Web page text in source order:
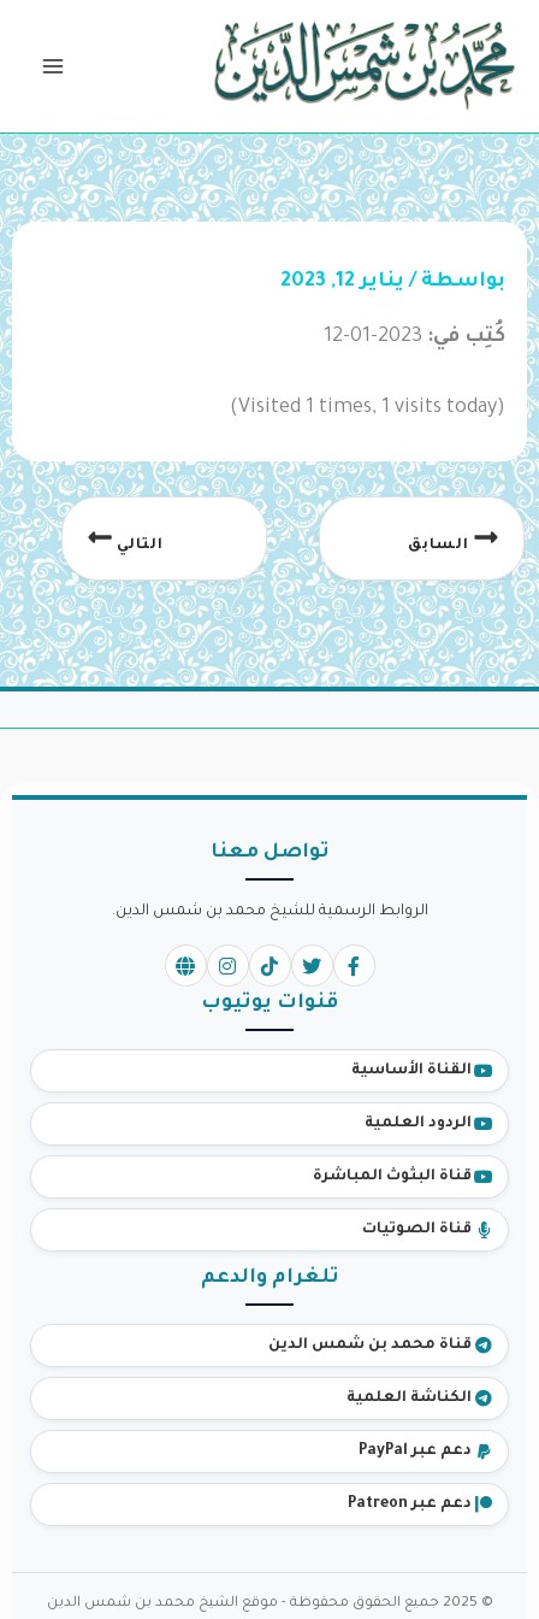
تخطي
المحتوى
بواسطة / يناير 12, 2023
كُتِب في: 2023-01-12
(Visited 1 times, 1 visits today)
السابق التالي
تواصل معنا
الروابط الرسمية للشيخ محمد بن شمس الدين.
قنوات يوتيوب
القناة الأساسية
الردود العلمية
قناة البثوث المباشرة
قناة الصوتيات
تلغرام والدعم
قناة محمد بن شمس الدين
الكناشة العلمية
دعم عبر PayPal
دعم عبر Patreon
© 2025 جميع الحقوق محفوظة - موقع الشيخ محمد بن شمس الدين